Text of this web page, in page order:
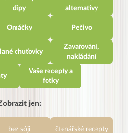
dipy
alternativy
Omáčky Pečivo
chuťovky
Zavařování,
nakládání
Vaše recepty a
fotky
jen:
bez sóji čtenářské recepty